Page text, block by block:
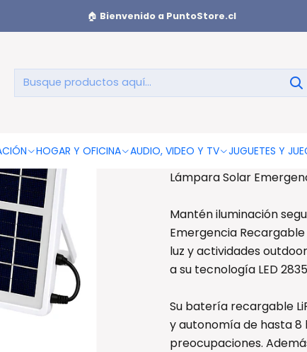
HOGAR Y OFICINA AUDIO, VIDEO Y TV JUGUETES Y
🏠 Bienvenido a PuntoStore.cl
Solar Emergencia 80W Recargable USB C LED - PS
Lámpara Solar
Mantén iluminación
Emergencia
luz y actividades
a su tecnología LED
Su batería recargable
y autonomía de hasta 8
preocupaciones.